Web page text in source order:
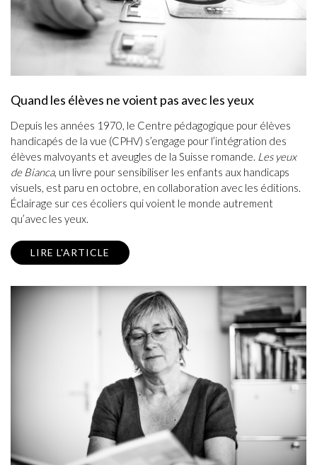
Quand les élèves ne voient pas avec les yeux
Depuis les années 1970, le Centre pédagogique pour élèves
handicapés de la vue (CPHV) s’engage pour l’intégration des
élèves malvoyants et aveugles de la Suisse romande. Les yeux
de Bianca, un livre pour sensibiliser les enfants aux handicaps
visuels, est paru en octobre, en collaboration avec les éditions.
Éclairage sur ces écoliers qui voient le monde autrement
qu’avec les yeux.
LIRE L'ARTICLE